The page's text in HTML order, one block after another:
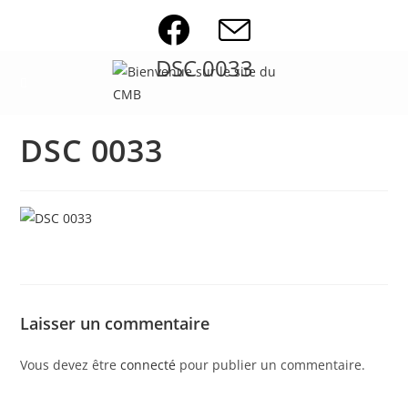
DSC 0033
DSC 0033
Laisser un commentaire
Vous devez êtreconnecté pour publier un commentaire.